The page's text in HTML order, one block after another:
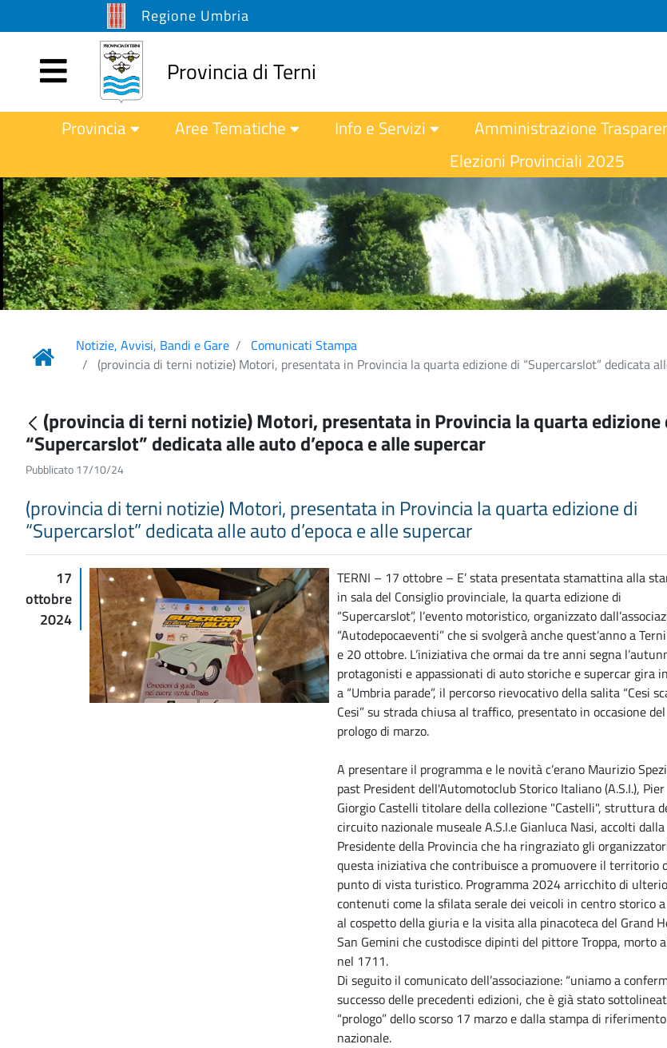
Regione Umbria
Provincia di Terni
Provincia Aree Tematiche Info e Servizi Amministrazione
Elezioni Provinciali 2025
Notizie, Avvisi, Bandi e Gare
Comunicati Stampa
(provincia di terni notizie) Motori, presentata in Provincia la quarta edizione di “Supercarslot” dedicata
(provincia di terni notizie) Motori, presentata in Provincia la quarta edizione
“Supercarslot” dedicata alle auto d’epoca e alle supercar
Pubblicato 17/10/24
(provincia di terni notizie) Motori, presentata in Provincia la quarta edizione di
“Supercarslot” dedicata alle auto d’epoca e alle supercar
17
ottobre
2024
TERNI – 17 ottobre – E’ stata presentata stamattina alla
in sala del Consiglio provinciale, la quarta edizione di
“Supercarslot”, l’evento motoristico, organizzato
“Autodepocaeventi” che si svolgerà anche quest’anno a
e 20 ottobre. L’iniziativa che ormai da tre anni segna
protagonisti e appassionati di auto storiche e supercar gira
a “Umbria parade”, il percorso rievocativo della salita “Cesi
Cesi” su strada chiusa al traffico, presentato in occasione del
prologo di marzo.
A presentare il programma e le novità c’erano Maurizio
past President dell'Automotoclub Storico Italiano (A.S.I.), Pier
Giorgio Castelli titolare della collezione "Castelli", struttura
circuito nazionale museale A.S.I.e Gianluca Nasi, accolti dalla
Presidente della Provincia che ha ringraziato gli
questa iniziativa che contribuisce a promuovere il territorio
punto di vista turistico. Programma 2024 arricchito di
contenuti come la sfilata serale dei veicoli in centro storico
al cospetto della giuria e la visita alla pinacoteca del Grand
San Gemini che custodisce dipinti del pittore Troppa, morto
nel 1711.
Di seguito il comunicato dell’associazione: “uniamo a
successo delle precedenti edizioni, che è già stato
“prologo” dello scorso 17 marzo e dalla stampa di riferimento
nazionale.